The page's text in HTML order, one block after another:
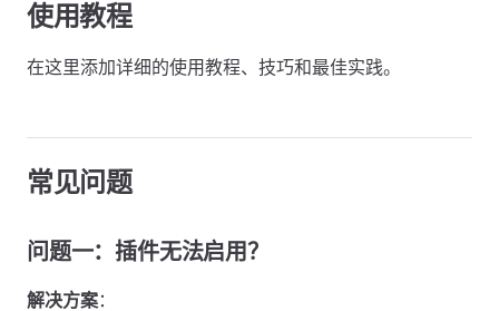
使用教程
在这里添加详细的使用教程、技巧和最佳实践。
常见问题
问题一：插件无法启用？
解决方案：